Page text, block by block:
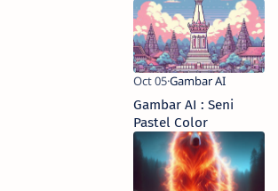
Gambar AI : Seni
Pastel Color